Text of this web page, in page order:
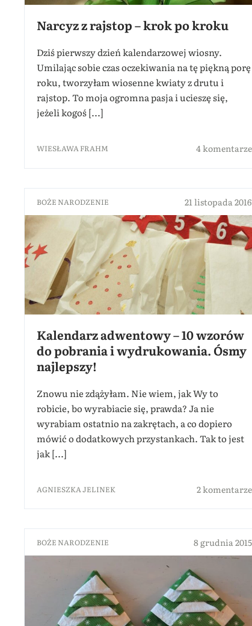
Narcyz z rajstop – krok po kroku
Dziś pierwszy dzień kalendarzowej wiosny.
Umilając sobie czas oczekiwania na tę piękną porę
roku, tworzyłam wiosenne kwiaty z drutu i
rajstop. To moja ogromna pasja i ucieszę się,
jeżeli kogoś [...]
WIESŁAWA FRAHM 4 komentarze
BOŻE NARODZENIE 21 listopada 2016
Kalendarz adwentowy – 10 wzorów
do pobrania i wydrukowania. Ósmy
najlepszy!
Znowu nie zdążyłam. Nie wiem, jak Wy to
robicie, bo wyrabiacie się, prawda? Ja nie
wyrabiam ostatnio na zakrętach, a co dopiero
mówić o dodatkowych przystankach. Tak to jest
jak [...]
AGNIESZKA JELINEK 2 komentarze
BOŻE NARODZENIE 8 grudnia 2015